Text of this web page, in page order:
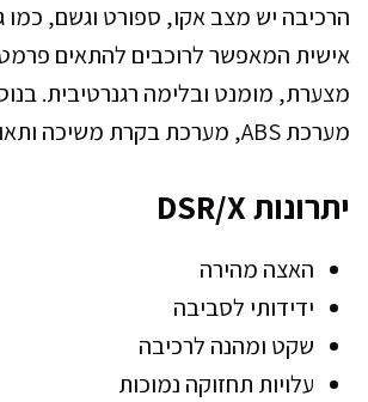
הרכיבה יש מצב אקו, ספורט וגשם,
אישית המאפשר לרוכבים להתאים
מצערת, מומנט ובלימה רגנרטיבית.
מערכת ABS, מערכת בקרת משיכה ותאורת LED היקפית.
יתרונות DSR/X
האצה מהירה
ידידותי לסביבה
שקט ומהנה לרכיבה
עלויות תחזוקה נמוכות